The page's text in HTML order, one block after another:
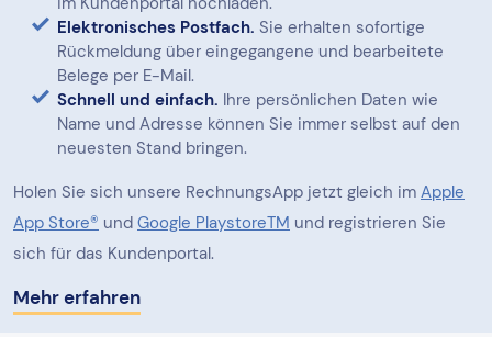
Elektronisches Postfach. Sie erhalten sofortige
Rückmeldung über eingegangene und bearbeitete
Belege per E-Mail.
Schnell und einfach. Ihre persönlichen Daten wie
Name und Adresse können Sie immer selbst auf den
neuesten Stand bringen.
Holen Sie sich unsere RechnungsApp jetzt gleich im Apple
App Store® und Google PlaystoreTM und registrieren Sie
sich für das Kundenportal.
Mehr erfahren